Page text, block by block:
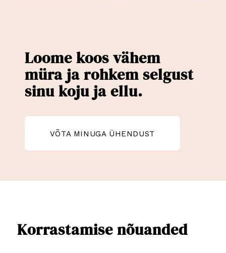
Loome koos vähem
müra ja rohkem selgust
sinu koju ja ellu.
VÕTA MINUGA ÜHENDUST
Korrastamise nõuanded